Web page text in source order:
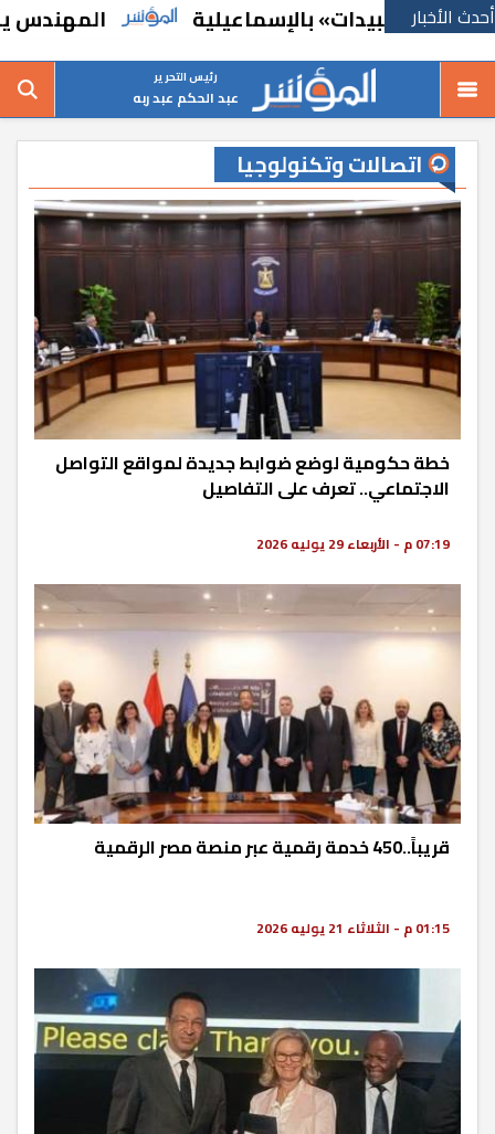
أحدث الأخبار المهندس ياسر
رئيس التحرير
عبد الحكم عبد ربه
اتصالات وتكنولوجيا
خطة حكومية لوضع ضوابط جديدة لمواقع التواصل
الاجتماعي.. تعرف على التفاصيل
07:19 م - الأربعاء 29 يوليه 2026
قريباً..450 خدمة رقمية عبر منصة مصر الرقمية
01:15 م - الثلاثاء 21 يوليه 2026